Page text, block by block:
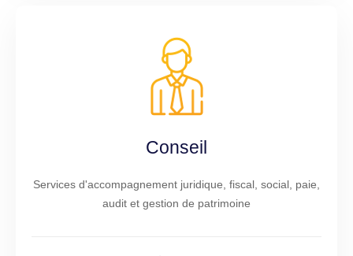
Conseil
Services d'accompagnement juridique, fiscal, social, paie,
audit et gestion de patrimoine